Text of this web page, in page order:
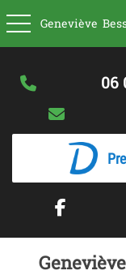
Geneviève
Basculer la navigation
06